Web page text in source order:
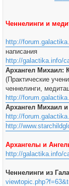
Ченнелинги и
http://
написания
http://galactika.info/
Архангел Михаил:
(Практические
ченнелинги,
http://
Архангел Михаил
http://
http://
Архангелы и
http://galactika.info/
Ченнелинги из